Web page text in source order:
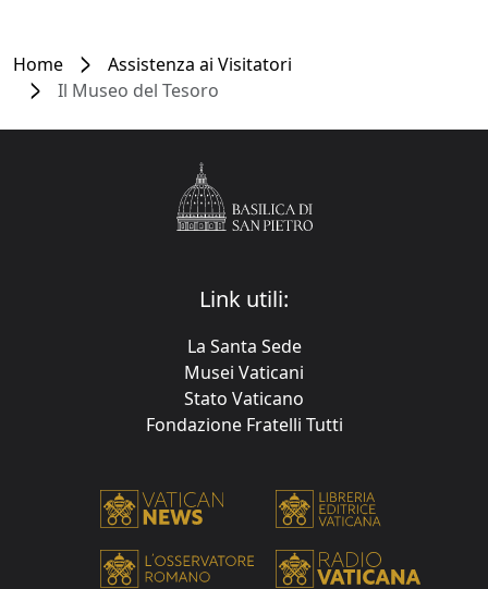
Home
Assistenza ai Visitatori
Il Museo del Tesoro
Link utili:
La Santa Sede
Musei Vaticani
Stato Vaticano
Fondazione Fratelli Tutti